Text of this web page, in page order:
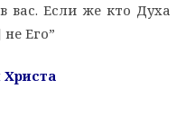
вас. Если же кто Духа
Его”